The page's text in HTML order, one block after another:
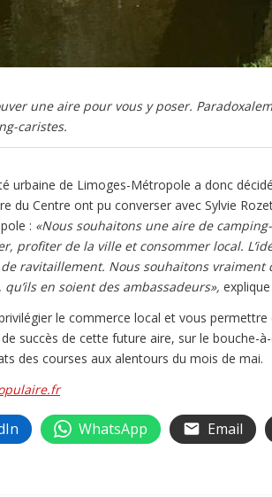
une aire pour vous y poser.
caristes.
urbaine de Limoges-Métropole a donc
du Centre ont pu converser avec Sylvie
: «Nous souhaitons une aire de
profiter de la ville et consommer local.
ravitaillement. Nous souhaitons vraiment
en soient des ambassadeurs»,
le commerce local et vous
succès de cette future aire, sur le bouche-
des courses aux alentours du mois de mai.
WhatsApp Email